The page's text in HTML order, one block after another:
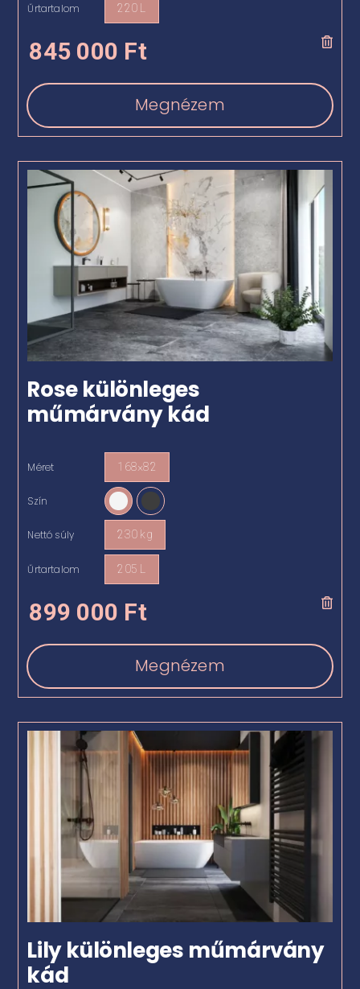
Űrtartalom 220 L
845 000 Ft
Megnézem
Rose különleges
műmárvány kád
Méret 168×82
Szín
Nettó súly 230 kg
Űrtartalom 205 L
899 000 Ft
Megnézem
Lily különleges műmárvány
kád